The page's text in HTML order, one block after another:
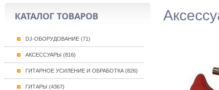
КАТАЛОГ ТОВАРОВ
DJ-ОБОРУДОВАНИЕ (71)
АКСЕССУАРЫ (816)
ГИТАРНОЕ УСИЛЕНИЕ И ОБРАБОТКА (826)
ГИТАРЫ (4367)